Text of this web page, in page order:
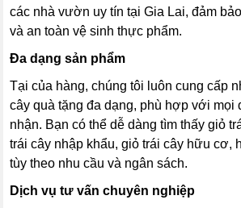
các nhà vườn uy tín tại Gia Lai, đảm
và an toàn vệ sinh thực phẩm.
Đa dạng sản phẩm
Tại của hàng, chúng tôi luôn cung cấp
cây quà tặng đa dạng, phù hợp với mọi
nhận. Bạn có thể dễ dàng tìm thấy giỏ
trái cây nhập khẩu, giỏ trái cây hữu cơ,
tùy theo nhu cầu và ngân sách.
Dịch vụ tư vấn chuyên nghiệp